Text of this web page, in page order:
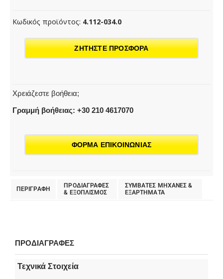
Κωδικός προϊόντος: 4.112-034.0
ΖΗΤΗΣΤΕ ΠΡΟΣΦΟΡΑ
Χρειάζεστε βοήθεια;
Γραμμή βοήθειας: +30 210 4617070
ΦΟΡΜΑ ΕΠΙΚΟΙΝΩΝΙΑΣ
ΠΕΡΙΓΡΑΦΗ
ΠΡΟΔΙΑΓΡΑΦΕΣ
& EΞΟΠΛΙΣΜΟΣ
ΣΥΜΒΑΤΕΣ ΜΗΧΑΝΕΣ &
ΕΞΑΡΤΗΜΑΤΑ
ΠΡΟΔΙΑΓΡΑΦΕΣ
Τεχνικά Στοιχεία